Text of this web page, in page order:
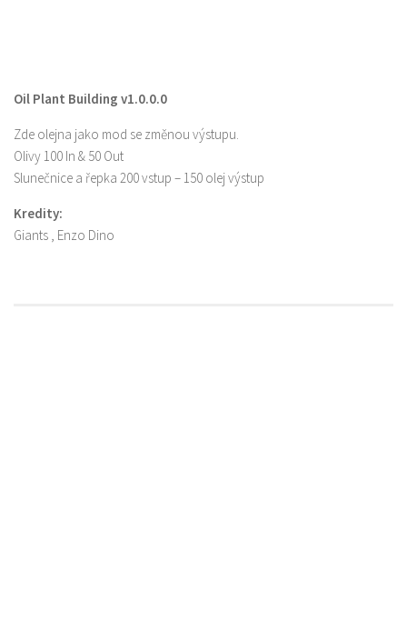
Oil Plant Building v1.0.0.0
Zde olejna jako mod se změnou výstupu.
Olivy 100 In & 50 Out
Slunečnice a řepka 200 vstup – 150 olej výstup
Kredity:
Giants , Enzo Dino